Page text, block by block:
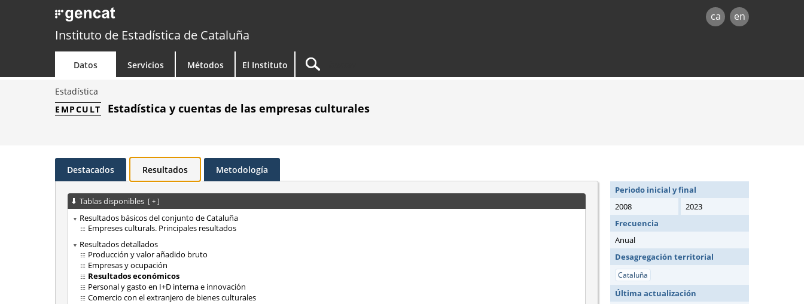
ca en
Instituto de Estadística de Cataluña
Datos Servicios Métodos El Instituto
Estadística
EMPCULT
Estadística y cuentas de las empresas culturales
Destacados Resultados Metodología
Tablas disponibles [ + ]
Resultados básicos del conjunto de Cataluña
Empreses culturals. Principales resultados
Resultados detallados
Producción y valor añadido bruto
Empresas y ocupación
Resultados económicos
Personal y gasto en I+D interna e innovación
Comercio con el extranjero de bienes culturales
Periodo inicial y final
2008
2023
Frecuencia
Anual
Desagregación territorial
Cataluña
Última actualización